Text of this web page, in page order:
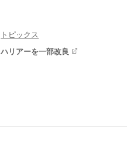
トピックス
ハリアーを一部改良